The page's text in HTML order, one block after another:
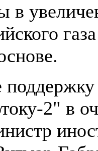
в
поддержку
2" в